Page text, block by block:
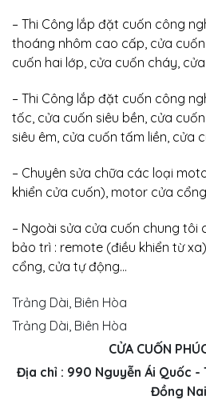
– Thi Công lắp đặt cuốn công
thoáng nhôm cao cấp, cửa
cuốn hai lớp, cửa cuốn cháy,
– Thi Công lắp đặt cuốn công
tốc, cửa cuốn siêu bền, cửa
siêu êm, cửa cuốn tấm liền, cửa
– Chuyên sửa chữa các loại
khiển cửa cuốn), motor cửa
– Ngoài sửa cửa cuốn chung tôi
bảo trì : remote (điều khiển từ
cổng, cửa tự động…
Trảng Dài, Biên Hòa
Trảng Dài, Biên Hòa
CỬA CUỐN
Địa chỉ : 990 Nguyễn Ái Quốc
Đồng Nai